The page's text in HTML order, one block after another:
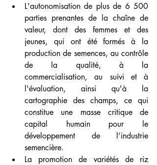
L'autonomisation de plus de 6 500
parties prenantes de la chaîne de
valeur, dont des femmes et des
jeunes, qui ont été formés à la
production de semences, au contrôle
de la qualité, à la
commercialisation, au suivi et à
l'évaluation, ainsi qu'à la
cartographie des champs, ce qui
constitue une masse critique de
capital humain pour le
développement de l’industrie
semencière.
La promotion de variétés de riz